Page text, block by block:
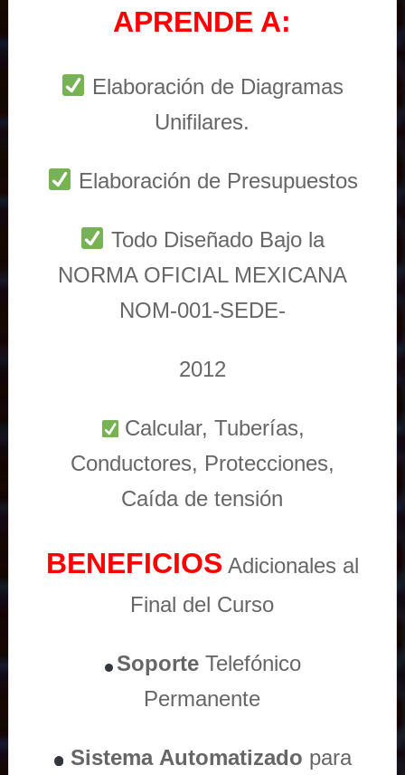
APRENDE A:
Elaboración de Diagramas
Unifilares.
Elaboración de Presupuestos
Todo Diseñado Bajo la
NORMA OFICIAL MEXICANA
NOM-001-SEDE-
2012
Calcular, Tuberías,
Conductores, Protecciones,
Caída de tensión
BENEFICIOS Adicionales al
Final del Curso
Soporte Telefónico
Permanente
Sistema Automatizado para